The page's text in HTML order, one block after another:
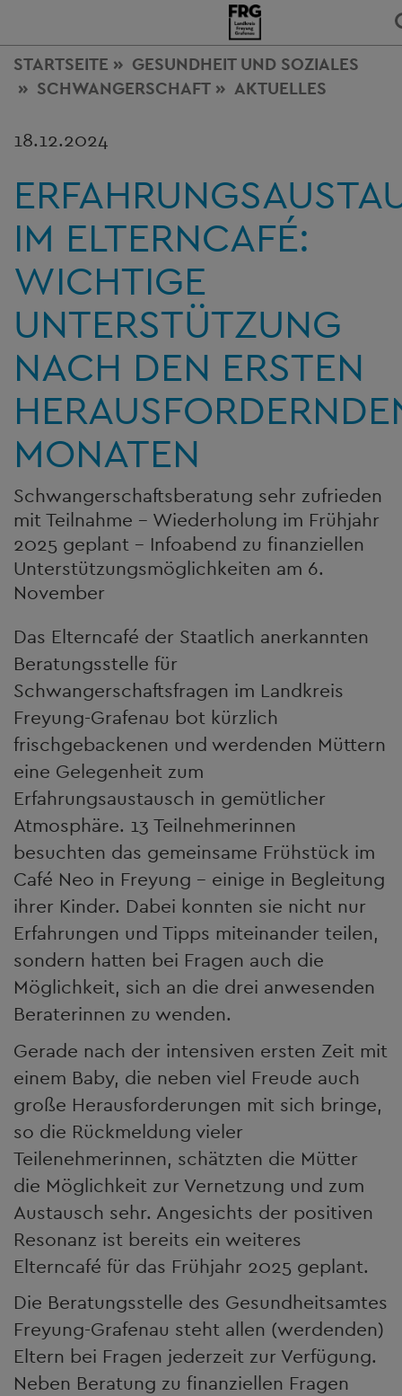
STARTSEITE GESUNDHEIT UND SOZIALES
SCHWANGERSCHAFT
AKTUELLES
18.12.2024
IM ELTERNCAFÉ:
WICHTIGE
UNTERSTÜTZUNG
NACH DEN ERSTEN
MONATEN
Schwangerschaftsberatung sehr zufrieden
mit Teilnahme - Wiederholung im Frühjahr
2025 geplant - Infoabend zu finanziellen
Unterstützungsmöglichkeiten am 6.
November
Das Elterncafé der Staatlich anerkannten
Beratungsstelle für
Schwangerschaftsfragen im Landkreis
Freyung-Grafenau bot kürzlich
frischgebackenen und werdenden Müttern
eine Gelegenheit zum
Erfahrungsaustausch in gemütlicher
Atmosphäre. 13 Teilnehmerinnen
besuchten das gemeinsame Frühstück im
Café Neo in Freyung – einige in Begleitung
ihrer Kinder. Dabei konnten sie nicht nur
Erfahrungen und Tipps miteinander teilen,
sondern hatten bei Fragen auch die
Möglichkeit, sich an die drei anwesenden
Beraterinnen zu wenden.
Gerade nach der intensiven ersten Zeit mit
einem Baby, die neben viel Freude auch
große Herausforderungen mit sich bringe,
so die Rückmeldung vieler
Teilenehmerinnen, schätzten die Mütter
die Möglichkeit zur Vernetzung und zum
Austausch sehr. Angesichts der positiven
Resonanz ist bereits ein weiteres
Elterncafé für das Frühjahr 2025 geplant.
Die Beratungsstelle des Gesundheitsamtes
Freyung-Grafenau steht allen (werdenden)
Eltern bei Fragen jederzeit zur Verfügung.
Neben Beratung zu finanziellen Fragen